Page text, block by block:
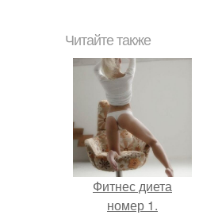
Читайте также
Фитнес диета
номер 1.